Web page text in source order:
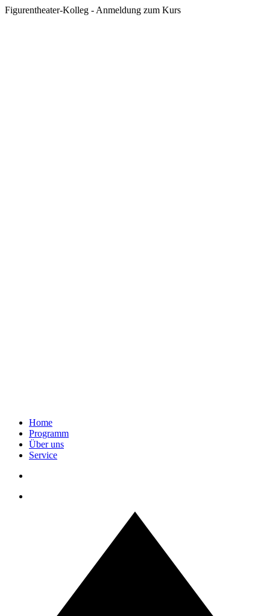
Figurentheater-Kolleg - Anmeldung zum Kurs
Home
Programm
Über uns
Service